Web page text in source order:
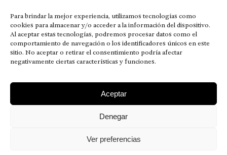
Para brindar la mejor experiencia, utilizamos tecnologías como
cookies para almacenar y/o acceder a la información del dispositivo.
Al aceptar estas tecnologías, podremos procesar datos como el
comportamiento de navegación o los identificadores únicos en este
sitio. No aceptar o retirar el consentimiento podría afectar
negativamente ciertas características y funciones.
Aceptar
Denegar
Ver preferencias
El concepto de familia no está limitado exclusivamente a la sangre; seres
que surgen en nuestro diario vivir suelen pesar más que los
emparentados. Más bien, el apego de estas dos versiones de seres
queridos mueve ideales provenientes de sus vivencias.
This is for nuestra gente.” – HRSuriel
MISIÓN VISIÓN VALORES
CONTACTOS